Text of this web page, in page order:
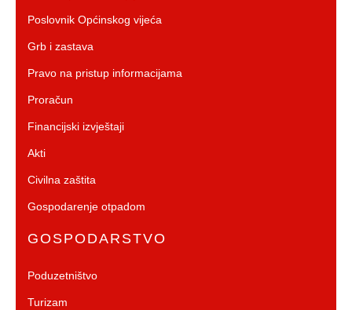
Poslovnik Općinskog vijeća
Grb i zastava
Pravo na pristup informacijama
Proračun
Financijski izvještaji
Akti
Civilna zaštita
Gospodarenje otpadom
GOSPODARSTVO
Poduzetništvo
Turizam